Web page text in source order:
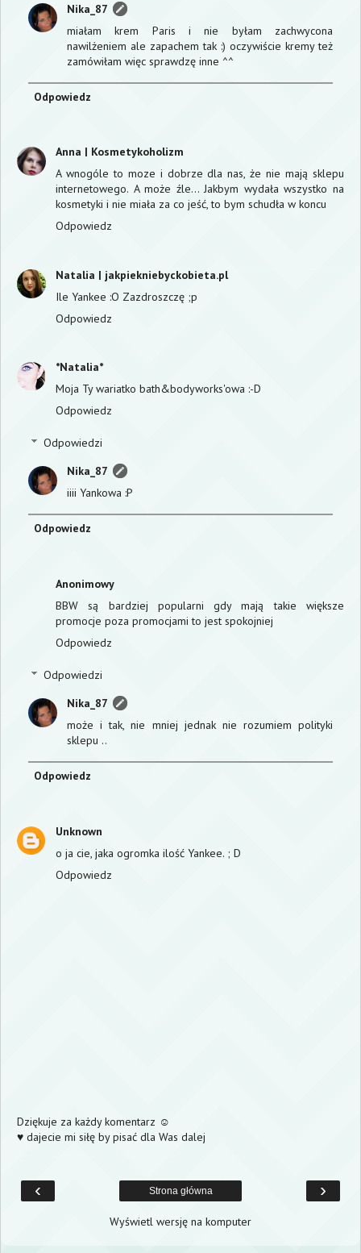
Nika_87
miałam krem Paris i nie byłam zachwycona
nawilżeniem ale zapachem tak :) oczywiście kremy też
zamówiłam więc sprawdzę inne ^^
Odpowiedz
Anna | Kosmetykoholizm
A wnogóle to moze i dobrze dla nas, że nie mają sklepu
internetowego. A może źle... Jakbym wydała wszystko na
kosmetyki i nie miała za co jeść, to bym schudła w koncu
Odpowiedz
Natalia | jakpiekniebyckobieta.pl
Ile Yankee :O Zazdroszczę ;p
Odpowiedz
*Natalia*
Moja Ty wariatko bath&bodyworks'owa :-D
Odpowiedz
Odpowiedzi
Nika_87
iiii Yankowa :P
Odpowiedz
Anonimowy
BBW są bardziej popularni gdy mają takie większe
promocje poza promocjami to jest spokojniej
Odpowiedz
Odpowiedzi
Nika_87
może i tak, nie mniej jednak nie rozumiem polityki
sklepu ..
Odpowiedz
Unknown
o ja cie, jaka ogromka ilość Yankee. ; D
Odpowiedz
Dziękuje za każdy komentarz ☺
♥ dajecie mi siłę by pisać dla Was dalej
‹ ›
Strona główna
Wyświetl wersję na komputer